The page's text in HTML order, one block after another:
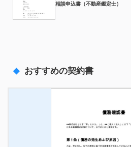
相談申込書（不動産鑑定士）
おすすめの契約書